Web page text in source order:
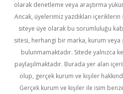
olarak denetleme veya araştırma
Ancak, üyelerimiz yazdıkları
siteye üye olarak bu sorumluluğu
sitesi, herhangi bir marka, kurum veya
bulunmamaktadır. Sitede yalnızca
paylaşılmaktadır. Burada yer alan
olup, gerçek kurum ve kişiler
Gerçek kurum ve kişiler ile isim